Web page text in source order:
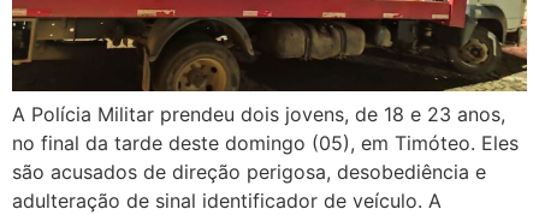
A Polícia Militar prendeu dois jovens, de 18 e 23 anos,
no final da tarde deste domingo (05), em Timóteo. Eles
são acusados de direção perigosa, desobediência e
adulteração de sinal identificador de veículo. A